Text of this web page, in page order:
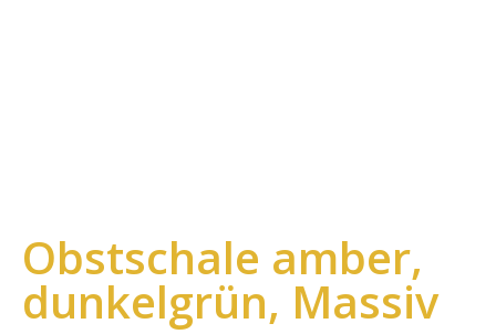
Obstschale amber,
dunkelgrün, Massiv